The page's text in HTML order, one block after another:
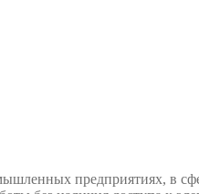
предприятиях, в